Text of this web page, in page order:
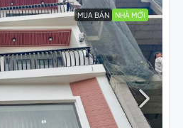
MUA BÁN NHÀ MỚI